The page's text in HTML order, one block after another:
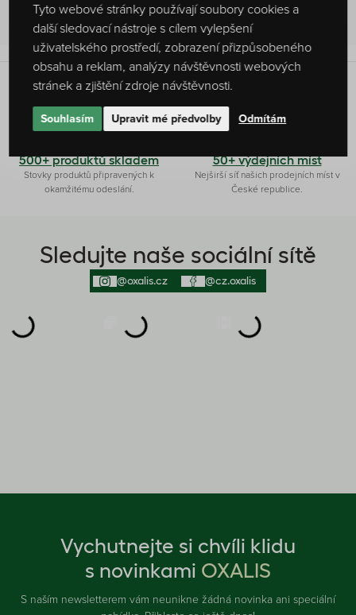
Produkty připravujeme dle vlastních
receptur s láskou a poctivostí.
Čaj a kávu pro vás připravujeme ve
Slušovicích na Zlínsku.
500+ produktů skladem
Stovky produktů připravených k
okamžitému odeslání.
50+ výdejních míst
Nejširší síť našich prodejních míst v
České republice.
Sledujte naše sociální sítě
@oxalis.cz @cz.oxalis
Vychutnejte si chvíli klidu
s novinkami OXALIS
S naším newsletterem vám neunikne žádná novinka ani speciální
Tyto webové stránky používají soubory cookies a
další sledovací nástroje s cílem vylepšení
uživatelského prostředí, zobrazení přizpůsobeného
obsahu a reklam, analýzy návštěvnosti webových
stránek a zjištění zdroje návštěvnosti.
Souhlasím Upravit mé předvolby Odmítám